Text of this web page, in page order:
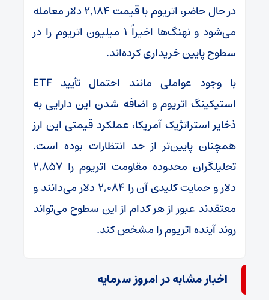
در حال حاضر، اتریوم با قیمت ۲,۱۸۴ دلار معامله
می‌شود و نهنگ‌ها اخیراً ۱ میلیون اتریوم را در
سطوح پایین خریداری کرده‌اند.
استیکینگ اتریوم و اضافه شدن این دارایی به
ذخایر استراتژیک آمریکا، عملکرد قیمتی این ارز
همچنان پایین‌تر از حد انتظارات بوده است.
تحلیلگران محدوده مقاومت اتریوم را ۲,۸۵۷
دلار و حمایت کلیدی آن را ۲,۰۸۴ دلار می‌دانند و
معتقدند عبور از هر کدام از این سطوح می‌تواند
روند آینده اتریوم را مشخص کند.
اخبار مشابه در امروز سرمایه